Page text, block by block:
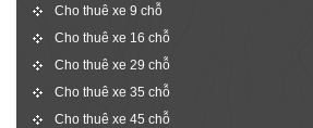
Cho thuê xe 9 chỗ
Cho thuê xe 16 chỗ
Cho thuê xe 29 chỗ
Cho thuê xe 35 chỗ
Cho thuê xe 45 chỗ